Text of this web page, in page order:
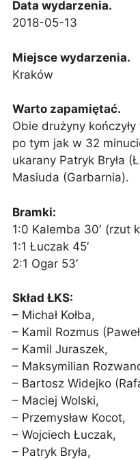
Data wydarzenia.
2018-05-13
Miejsce wydarzenia.
Kraków
Warto zapamiętać.
Obie drużyny
po tym jak w 32
ukarany Patryk Bryła
Masiuda (Garbarnia).
Bramki:
1:0 Kalemba 30′ (rzut
1:1 Łuczak 45′
2:1 Ogar 53′
Skład ŁKS:
– Michał Kołba,
– Kamil Rozmus
– Kamil Juraszek,
– Maksymilian
– Bartosz Widejko
– Maciej Wolski,
– Przemysław Kocot,
– Wojciech Łuczak,
– Patryk Bryła,